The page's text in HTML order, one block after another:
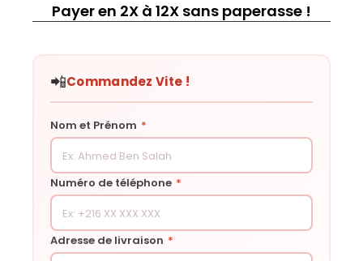
Payer en 2X à 12X sans paperasse !
📲Commandez Vite !
Nom et Prénom *
Numéro de téléphone *
Adresse de livraison *